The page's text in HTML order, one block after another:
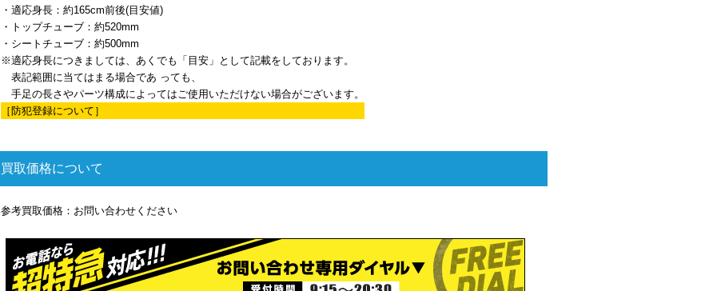
・適応身長：約165cm前後(目安値)
・トップチューブ：約520mm
・シートチューブ：約500mm
※適応身長につきましては、あくでも「目安」として記載をしております。
表記範囲に当てはまる場合であ っても、
手足の長さやパーツ構成によってはご使用いただけない場合がございます。
［防犯登録について］
買取価格について
参考買取価格：お問い合わせください